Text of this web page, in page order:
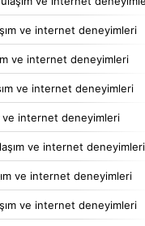
ve internet deneyimleri
ve internet deneyimleri
ve internet deneyimleri
ve internet deneyimleri
ve internet deneyimleri
ve internet deneyimleri
ve internet deneyimleri